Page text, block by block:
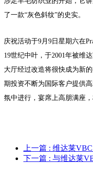
了一款“灰色斜纹”的史实。
庆祝活动于9月9日星期六在
19世纪中叶，于2001年被维
大厅经过改造将很快成为新
期投资不断为国际客户提供
氛中进行，宴席上高朋满座
上一篇 : 维达莱
下一篇 : 与维达莱